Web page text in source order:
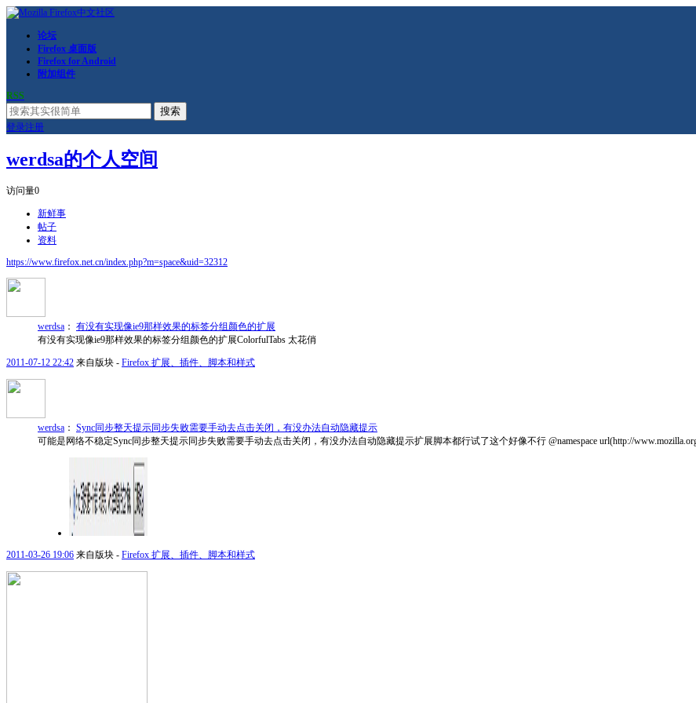
论坛
Firefox 桌面版
Firefox for Android
附加组件
RSS
搜索
登录注册
werdsa的个人空间
访问量0
新鲜事
帖子
资料
https://www.firefox.net.cn/index.php?m=space&uid=32312
werdsa ： 有没有实现像ie9那样效果的标签分组颜色的扩展
有没有实现像ie9那样效果的标签分组颜色的扩展ColorfulTabs 太花俏
2011-07-12 22:42 来自版块 - Firefox 扩展、插件、脚本和样式
werdsa ： Sync同步整天提示同步失败需要手动去点击关闭，有没办法自动隐藏提示
可能是网络不稳定Sync同步整天提示同步失败需要手动去点击关闭，有没办法自动隐藏提示扩展脚本都行试了这个好像不行 @namespace url(http://www.mozilla.org/
2011-03-26 19:06 来自版块 - Firefox 扩展、插件、脚本和样式